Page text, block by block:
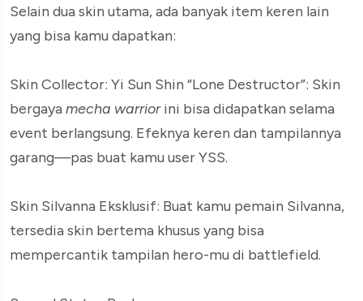
Selain dua skin utama, ada banyak item keren lain
yang bisa kamu dapatkan:
Skin Collector: Yi Sun Shin “Lone Destructor”: Skin
bergaya mecha warriorini bisa didapatkan selama
event berlangsung. Efeknya keren dan tampilannya
garang—pas buat kamu user YSS.
Skin Silvanna Eksklusif: Buat kamu pemain Silvanna,
tersedia skin bertema khusus yang bisa
mempercantik tampilan hero-mu di battlefield.